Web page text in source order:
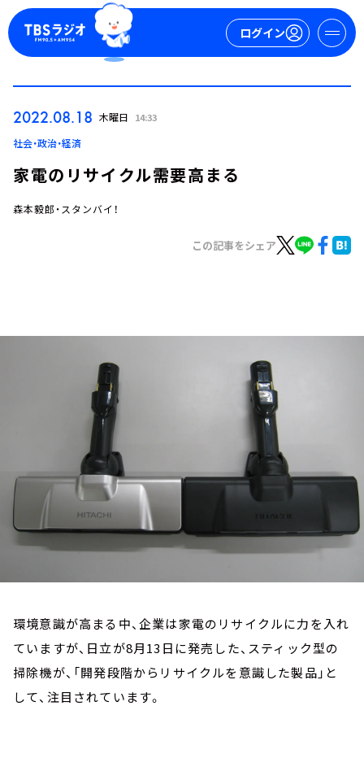
ログイン
トピックス
お知らせ
イベント・グッズ
YouTube
会社情報
2022.08.18 木曜日 14:33
社会・政治・経済
家電のリサイクル需要高まる
森本毅郎・スタンバイ！
この記事をシェア
環境意識が高まる中、企業は家電のリサイクルに力を入れ
ていますが、日立が8月13日に発売した、スティック型の
掃除機が、「開発段階からリサイクルを意識した製品」と
して、注目されています。